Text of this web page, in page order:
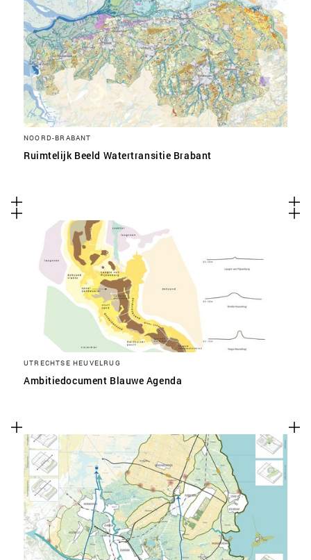
NOORD-BRABANT
Ruimtelijk Beeld Watertransitie Brabant
UTRECHTSE HEUVELRUG
Ambitiedocument Blauwe Agenda